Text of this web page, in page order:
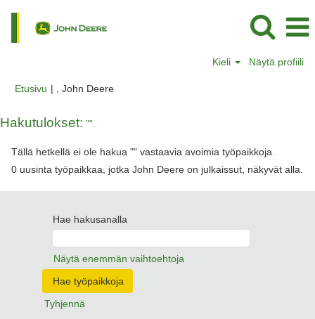
Kieli Näytä profiili
Etusivu | , John Deere(nykyinen
Hakutulokset: "".
Tällä hetkellä ei ole hakua "" vastaavia avoimia työpaikkoja.
0 uusinta työpaikkaa, jotka John Deere on julkaissut, näkyvät alla.
Hae hakusanalla
Näytä enemmän vaihtoehtoja
Tyhjennä